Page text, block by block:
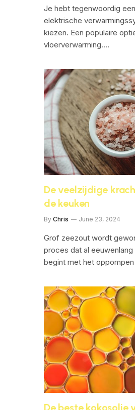
Je hebt tegenwoordig
elektrische
kiezen. Een populaire
vloerverwarming.…
De veelzijdige
de keuken
By Chris June 23, 2024
Grof zeezout wordt
proces dat al
begint met het
De beste kokosolie